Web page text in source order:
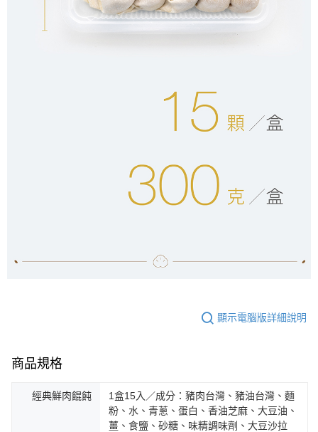
顯示電腦版詳細說明
商品規格
經典鮮肉餛飩
1盒15入／成分：豬肉台灣、豬油台灣、麵
粉、水、青蔥、蛋白、香油芝麻、大豆油、
薑、食鹽、砂糖、味精調味劑、大豆沙拉